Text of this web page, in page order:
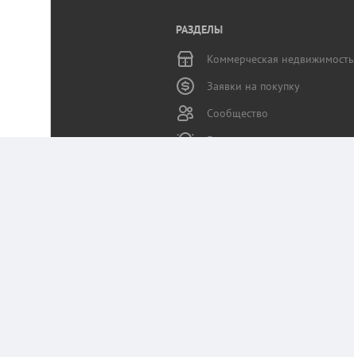
РАЗДЕЛЫ
Коммерческая недвижимость
Заявки на покупку
Сообщество
Бизнес-журнал